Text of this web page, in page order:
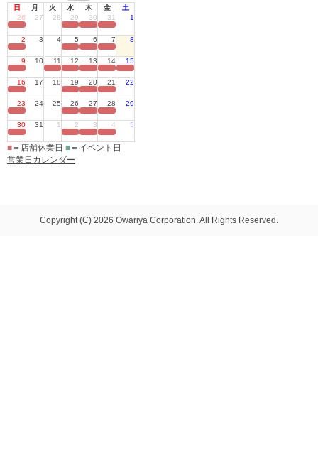
日
月 火 水 木 金
土
26
27 28 29 30 31 1
2 3 4 5 6 7 8
9 10 11 12 13 14 15
16 17 18 19 20 21 22
23 24 25 26 27 28 29
30 31 1 2 3 4 5
■ ＝店舗休業日 ■ ＝イベント日
営業日カレンダー
Copyright (C) 2026 Owariya Corporation. All Rights Reserved.